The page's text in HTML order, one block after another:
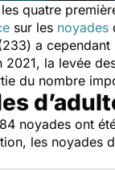
quatre
sur les noyades
a
la levée
du nombre
noyades ont
les noyades